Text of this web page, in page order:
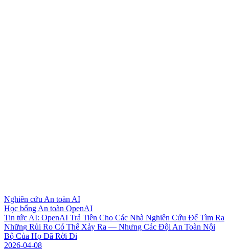
Nghiên cứu An toàn AI
Học bổng An toàn OpenAI
Tin tức AI: OpenAI Trả Tiền Cho Các Nhà Nghiên Cứu Để Tìm Ra
Những Rủi Ro Có Thể Xảy Ra — Nhưng Các Đội An Toàn Nội
Bộ Của Họ Đã Rời Đi
2026-04-08